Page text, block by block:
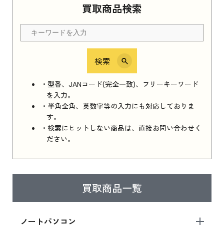
買取商品検索
検索
・型番、JANコード(完全一致)、フリーキーワード
を入力。
・半角全角、英数字等の入力にも対応しておりま
す。
・検索にヒットしない商品は、直接お問い合わせく
ださい。
買取商品一覧
ノートパソコン
Apple Watch Series 11 2025 新品買取価格はこ
ちら
iPhone 16e シリーズ 2025
iPhone 16e シリーズ 2025 新品買取価格はこち
ら
iPad 11インチ 2025年春モデル
はこちら
ら